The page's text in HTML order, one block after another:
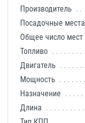
Производитель
Посадочные места
Общее число мест
Топливо
Двигатель
Мощность
Назначение
Длина